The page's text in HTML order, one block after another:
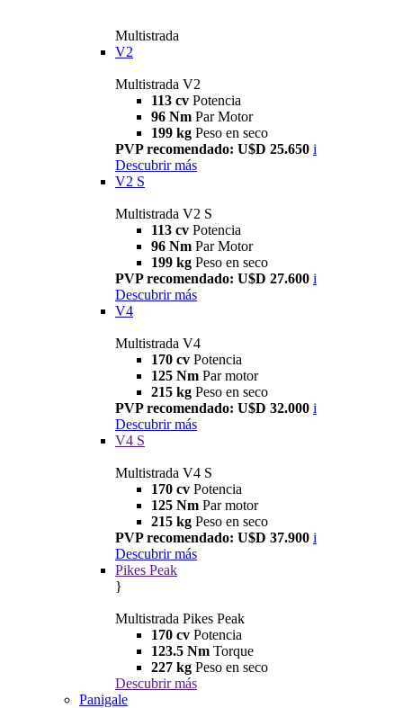
Multistrada
V2
Multistrada V2
113 cv Potencia
96 Nm Par Motor
199 kg Peso en seco
PVP recomendado: U$D 25.650 i
Descubrir más
V2 S
Multistrada V2 S
113 cv Potencia
96 Nm Par Motor
199 kg Peso en seco
PVP recomendado: U$D 27.600 i
Descubrir más
V4
Multistrada V4
170 cv Potencia
125 Nm Par motor
215 kg Peso en seco
PVP recomendado: U$D 32.000 i
Descubrir más
V4 S
Multistrada V4 S
170 cv Potencia
125 Nm Par motor
215 kg Peso en seco
PVP recomendado: U$D 37.900 i
Descubrir más
Pikes Peak
}
Multistrada Pikes Peak
170 cv Potencia
123.5 Nm Torque
227 kg Peso en seco
Descubrir más
Panigale